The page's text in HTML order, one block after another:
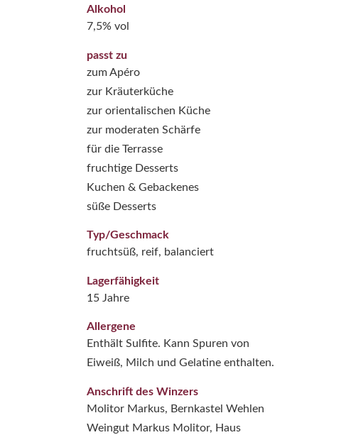
Alkohol
7,5% vol
passt zu
zum Apéro
zur Kräuterküche
zur orientalischen Küche
zur moderaten Schärfe
für die Terrasse
fruchtige Desserts
Kuchen & Gebackenes
süße Desserts
Typ/Geschmack
fruchtsüß, reif, balanciert
Lagerfähigkeit
15 Jahre
Allergene
Enthält Sulfite. Kann Spuren von
Eiweiß, Milch und Gelatine enthalten.
Anschrift des Winzers
Molitor Markus, Bernkastel Wehlen
Weingut Markus Molitor, Haus